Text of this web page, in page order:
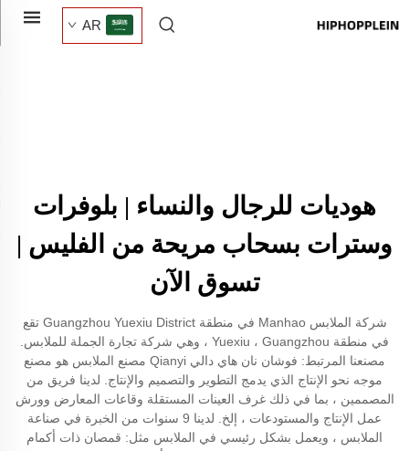
AR
هوديات للرجال والنساء | بلوفرات
وسترات بسحاب مريحة من الفليس |
تسوق الآن
شركة الملابس Manhao في منطقة Guangzhou Yuexiu District تقع
في منطقة Yuexiu ، Guangzhou ، وهي شركة تجارة الجملة للملابس.
مصنعنا المرتبط: فوشان نان هاي دالي Qianyi مصنع الملابس هو مصنع
موجه نحو الإنتاج الذي يدمج التطوير والتصميم والإنتاج. لدينا فريق من
المصممين ، بما في ذلك غرف العينات المستقلة وقاعات المعارض وورش
عمل الإنتاج والمستودعات ، إلخ. لدينا 9 سنوات من الخبرة في صناعة
الملابس ، ويعمل بشكل رئيسي في الملابس مثل: قمصان ذات أكمام